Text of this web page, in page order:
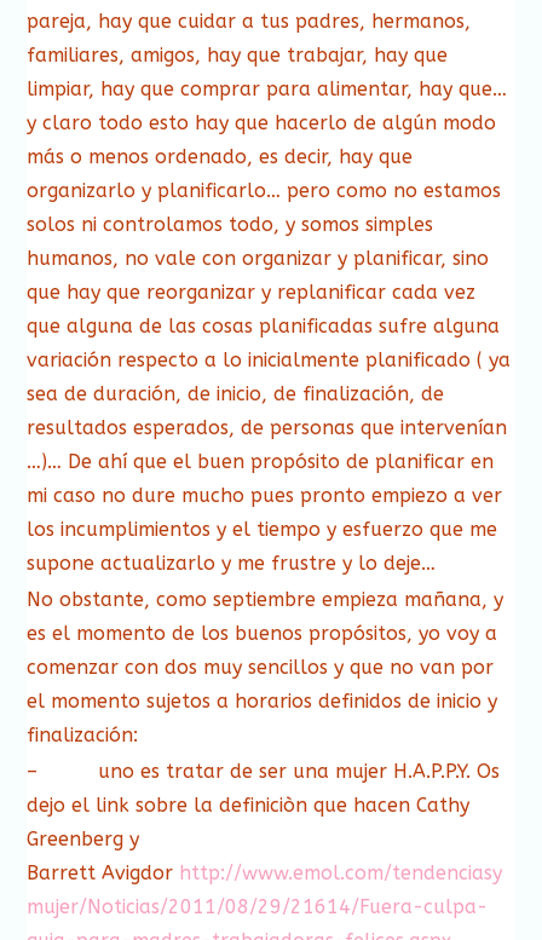
pareja, hay que cuidar a tus padres, hermanos,
familiares, amigos, hay que trabajar, hay que
limpiar, hay que comprar para alimentar, hay que…
y claro todo esto hay que hacerlo de algún modo
más o menos ordenado, es decir, hay que
organizarlo y planificarlo… pero como no estamos
solos ni controlamos todo, y somos simples
humanos, no vale con organizar y planificar, sino
que hay que reorganizar y replanificar cada vez
que alguna de las cosas planificadas sufre alguna
variación respecto a lo inicialmente planificado ( ya
sea de duración, de inicio, de finalización, de
resultados esperados, de personas que intervenían
…)… De ahí que el buen propósito de planificar en
mi caso no dure mucho pues pronto empiezo a ver
los incumplimientos y el tiempo y esfuerzo que me
supone actualizarlo y me frustre y lo deje…
No obstante, como septiembre empieza mañana, y
es el momento de los buenos propósitos, yo voy a
comenzar con dos muy sencillos y que no van por
el momento sujetos a horarios definidos de inicio y
finalización:
– uno es tratar de ser una mujer H.A.P.P.Y. Os
dejo el link sobre la definiciòn que hacen Cathy
Greenberg y
Barrett Avigdor http://www.emol.com/tendenciasy
mujer/Noticias/2011/08/29/21614/Fuera-culpa-